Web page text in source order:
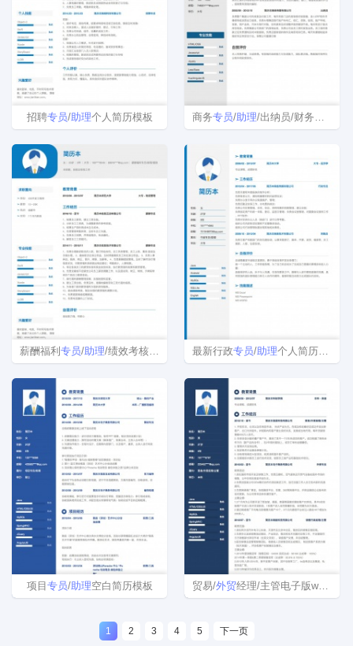
招聘专员/助理个人简历模板 商务专员/助理/出纳员/财务
薪酬福利 专员/助理/绩效考核专员 助理简历模板
最新行政专员/助理个人简历模板
项目 专员/助理空白简历模板 贸易/外贸经理/主管电子版word简历模板
1 2 3 4 5 下一页